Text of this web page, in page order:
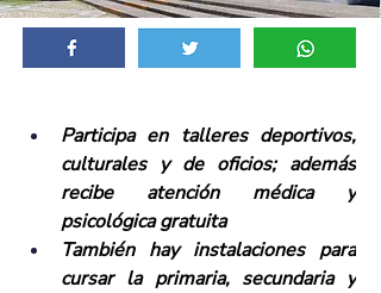
Participa en talleres deportivos,
culturales y de oficios; además
recibe atención médica y
psicológica gratuita
También hay instalaciones para
cursar la primaria, secundaria y